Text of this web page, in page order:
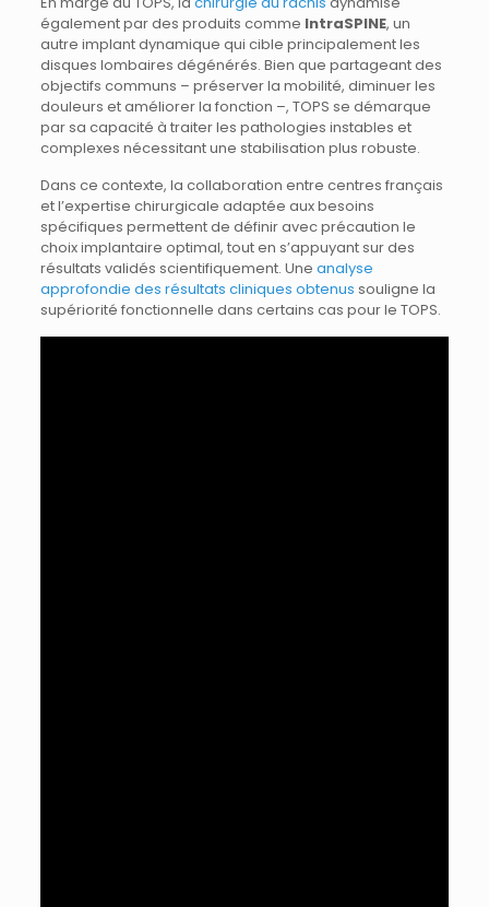
également par des produits comme IntraSPINE, un
autre implant dynamique qui cible principalement les
disques lombaires dégénérés. Bien que partageant des
objectifs communs – préserver la mobilité, diminuer les
douleurs et améliorer la fonction –, TOPS se démarque
par sa capacité à traiter les pathologies instables et
complexes nécessitant une stabilisation plus robuste.
Dans ce contexte, la collaboration entre centres français
et l’expertise chirurgicale adaptée aux besoins
spécifiques permettent de définir avec précaution le
choix implantaire optimal, tout en s’appuyant sur des
résultats validés scientifiquement. Une analyse
approfondie des résultats cliniques obtenus souligne la
supériorité fonctionnelle dans certains cas pour le TOPS.